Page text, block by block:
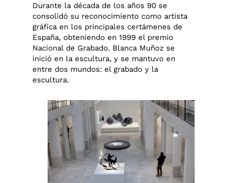
Durante la década de los años 90 se
consolidó su reconocimiento como artista
gráfica en los principales certámenes de
España, obteniendo en 1999 el premio
Nacional de Grabado. Blanca Muñoz se
inició en la escultura, y se mantuvo en
entre dos mundos: el grabado y la
escultura.